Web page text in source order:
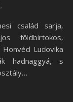
földbirtokos,
Ludovika
hadnaggyá, s